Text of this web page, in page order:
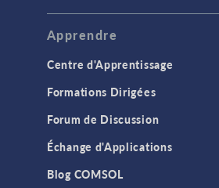
Apprendre
Centre d'Apprentissage
Formations Dirigées
Forum de Discussion
Échange d'Applications
Blog COMSOL